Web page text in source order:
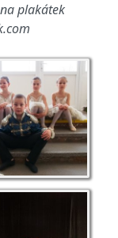
plakátek